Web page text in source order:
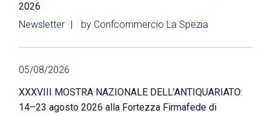
2026
Newsletter
by Confcommercio La Spezia
05/08/2026
XXXVIII MOSTRA NAZIONALE DELL’ANTIQUARIATO:
14–23 agosto 2026 alla Fortezza Firmafede di